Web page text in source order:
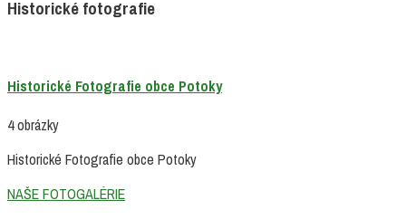
Historické fotografie
Historické Fotografie obce Potoky
4 obrázky
Historické Fotografie obce Potoky
NAŠE FOTOGALÉRIE